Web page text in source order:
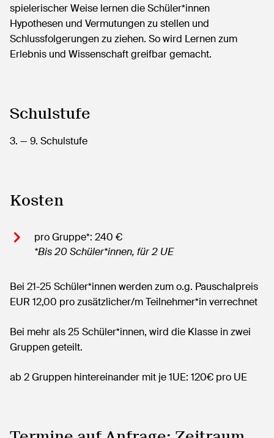
spielerischer Weise lernen die Schüler*innen
Hypothesen und Vermutungen zu stellen und
Schlussfolgerungen zu ziehen. So wird Lernen zum
Erlebnis und Wissenschaft greifbar gemacht.
Schulstufe
3. — 9. Schulstufe
Kosten
pro Gruppe*: 240 €
*Bis 20 Schüler*innen, für 2 UE
Bei 21-25 Schüler*innen werden zum o.g. Pauschalpreis
EUR 12,00 pro zusätzlicher/m Teilnehmer*in verrechnet
Bei mehr als 25 Schüler*innen, wird die Klasse in zwei
Gruppen geteilt.
ab 2 Gruppen hintereinander mit je 1UE: 120€ pro UE